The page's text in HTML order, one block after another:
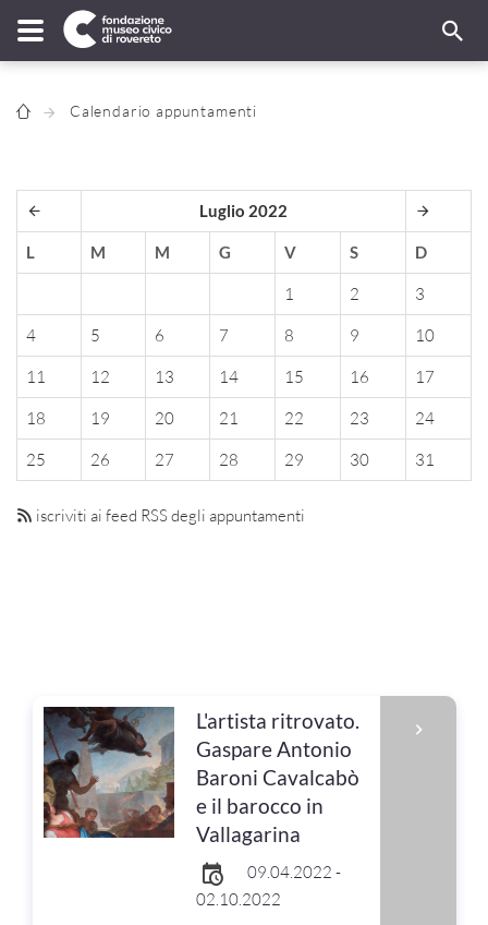
Calendario appuntamenti
Luglio 2022
L M M G V S D
1 2
3
4
5 6 7 8 9
10
11
12 13 14 15 16
17
18
19 20 21 22 23
24
25
26 27 28 29 30 31
iscriviti ai feed RSS degli appuntamenti
L'artista ritrovato.
Gaspare Antonio
Baroni Cavalcabò
e il barocco in
Vallagarina
09.04.2022 -
02.10.2022